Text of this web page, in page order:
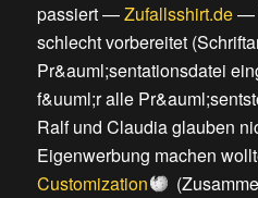
passiert—Zufallsshirt.de—
schlecht vorbereitet(
Pr&auml;sentationsdatei
f&uuml;r alle
Ralf und Claudia glauben
Eigenwerbung machen
Customization
(